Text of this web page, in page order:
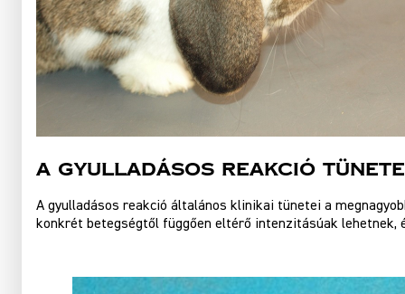
A gyulladásos reakció
A gyulladásos reakció általános klinikai tünetei a
konkrét betegségtől függően eltérő intenzitásúak